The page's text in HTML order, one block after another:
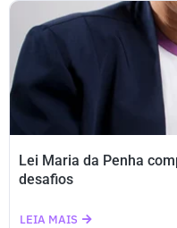
Lei Maria da Penha
desafios
LEIA MAIS